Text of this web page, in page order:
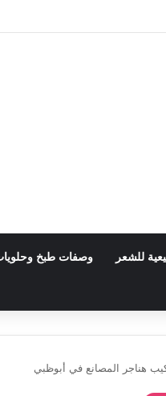
للشعر وصفات طبخ
هناجر المصانع في أبوظبي